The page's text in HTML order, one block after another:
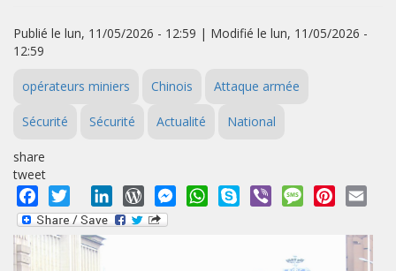
Publié le lun, 11/05/2026 - 12:59 | Modifié le lun, 11/05/2026 -
12:59
opérateurs miniers Chinois Attaque armée
Sécurité Sécurité Actualité National
share
tweet
Facebook
Twitter LinkedInWordPressMessengerWhatsApp
Skype Viber MessagePinterest